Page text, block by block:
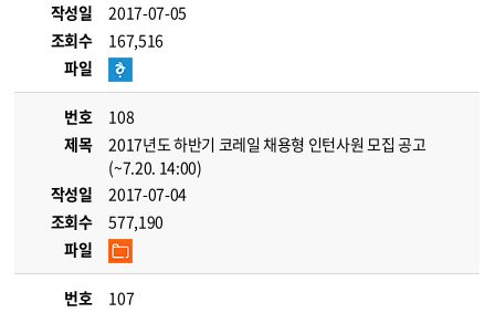
작성일
2017-07-05
조회수
167,516
파일
번호
108
제목
2017년도 하반기 코레일 채용형 인턴사원 모집 공고
(~7.20. 14:00)
작성일
2017-07-04
조회수
577,190
파일
번호
107